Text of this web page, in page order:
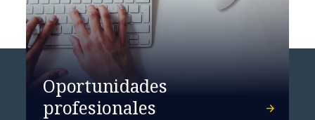
Transformando el acceso a los
cuidados sanitarios
Oportunidades
profesionales